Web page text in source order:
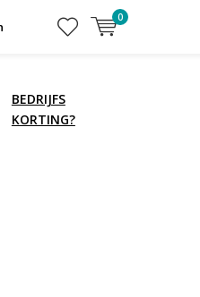
0
BEDRIJFS
KORTING?